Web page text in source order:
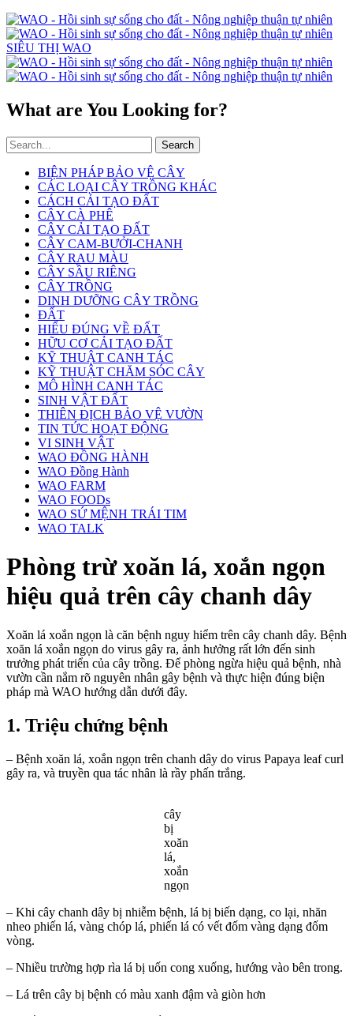
SIÊU THỊ WAO
What are You Looking for?
Search
BIỆN PHÁP BẢO VỆ CÂY
CÁC LOẠI CÂY TRỒNG KHÁC
CÁCH CẢI TẠO ĐẤT
CÂY CÀ PHÊ
CÂY CẢI TẠO ĐẤT
CÂY CAM-BƯỞI-CHANH
CÂY RAU MÀU
CÂY SẦU RIÊNG
CÂY TRỒNG
DINH DƯỠNG CÂY TRỒNG
ĐẤT
HIỂU ĐÚNG VỀ ĐẤT
HỮU CƠ CẢI TẠO ĐẤT
KỸ THUẬT CANH TÁC
KỸ THUẬT CHĂM SÓC CÂY
MÔ HÌNH CANH TÁC
SINH VẬT ĐẤT
THIÊN ĐỊCH BẢO VỆ VƯỜN
TIN TỨC HOẠT ĐỘNG
VI SINH VẬT
WAO ĐỒNG HÀNH
WAO Đồng Hành
WAO FARM
WAO FOODs
WAO SỨ MỆNH TRÁI TIM
WAO TALK
Phòng trừ xoăn lá, xoắn ngọn
hiệu quả trên cây chanh dây
Xoăn lá xoắn ngọn là căn bệnh nguy hiểm trên cây chanh dây. Bệnh
xoăn lá xoắn ngọn do virus gây ra, ảnh hưởng rất lớn đến sinh
trưởng phát triển của cây trồng. Để phòng ngừa hiệu quả bệnh, nhà
vườn cần nắm rõ nguyên nhân gây bệnh và thực hiện đúng biện
pháp mà WAO hướng dẫn dưới đây.
1. Triệu chứng bệnh
– Bệnh xoăn lá, xoắn ngọn trên chanh dây do virus Papaya leaf curl
gây ra, và truyền qua tác nhân là rầy phấn trắng.
cây
bị
xoăn
lá,
xoắn
ngọn
– Khi cây chanh dây bị nhiễm bệnh, lá bị biến dạng, co lại, nhăn
nheo phiến lá, vàng chóp lá, phiến lá có vết đốm vàng dạng đốm
vòng.
– Nhiều trường hợp rìa lá bị uốn cong xuống, hướng vào bên trong.
– Lá trên cây bị bệnh có màu xanh đậm và giòn hơn